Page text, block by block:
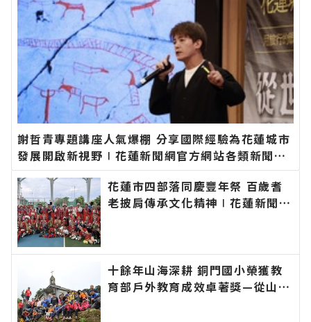
謝哲青專題講座人氣爆棚 分享國際經驗為花蓮城市
發展開啟新視野∣花蓮新聞網官方網站各類新聞－
最快速的今日新聞報導 最新的在地資訊！
花蓮市四部落同慶豐年祭 百歲耆
老披肩傳承文化精神∣花蓮新聞網
十餘年山海深耕 銅門國小榮獲教
育部戶外教育成效卓著獎—從山野